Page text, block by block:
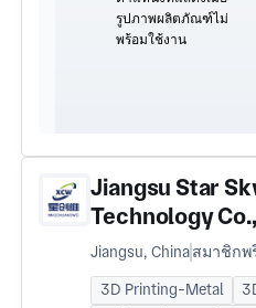
Jiangsu Star
Technology
Jiangsu, Chinaสมาชิกพ
3D Printing-Metal